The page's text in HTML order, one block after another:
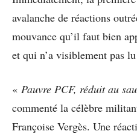
avalanche de réactions
mouvance qu’il faut bien
et qui n’a visiblement pas
« Pauvre PCF, réduit au
commenté la célèbre
Françoise Vergès. Une